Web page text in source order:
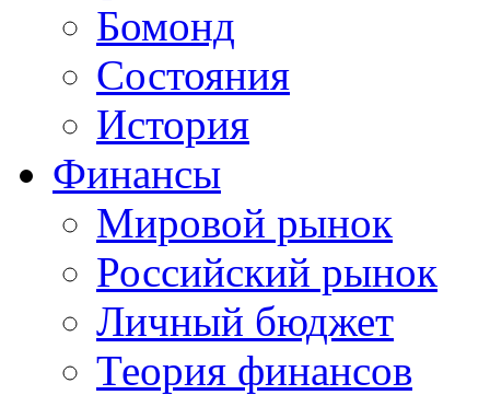
Бомонд
Состояния
История
Финансы
Мировой рынок
Российский рынок
Личный бюджет
Теория финансов